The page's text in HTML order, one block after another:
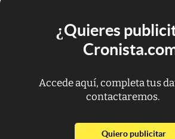
¿Quieres
Accede aquí, completa tus
contactaremos.
Quiero publicitar